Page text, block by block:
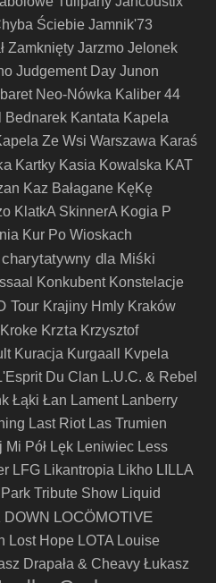
Ściebie Jamnik'73
Zamknięty Jarzmo Jelonek
Judgement Day Junon
Neo-Nówka Kaliber 44
Bednarek Kantata Kapela
Ze Wsi Warszawa Karaś
Kartky Kasia Kowalska KAT
Kaz Bałagane KęKę
KlatkA SkinnerA Kogia P
Kur Po Wioskach
dla Miśki
Konkubent Konstelacje
Tour Krajiny Hmly Kraków
Kroke Krzta Krzysztof
Kuracja Kurgaall
Kvpela
Du Clan L.U.C. & Rebel
Łąki Łan Lament Lanberry
Last Riot Las Trumien
Mi Pół Lęk Leniwiec Less
LFG Likantropia Likho LILLA
Tribute Show Liquid
DOWN LOCÖMOTIVE
Lost Hope LOTA Louise
Drapała & Cheavy Łukasz